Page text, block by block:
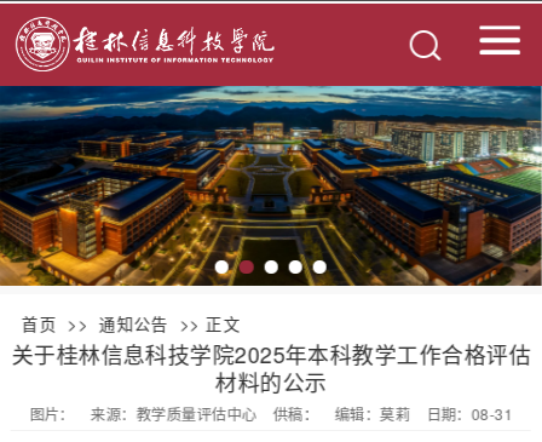
首页 >> 通知公告 >> 正文
关于桂林信息科技学院2025年本科教学工作合格评估
材料的公示
图片： 来源：教学质量评估中心 供稿： 编辑：莫莉 日期：08-31